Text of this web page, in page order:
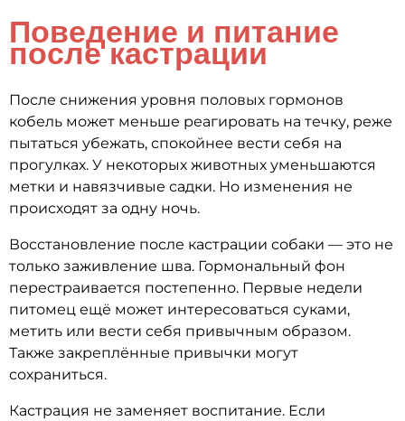
Поведение и питание
после кастрации
После снижения уровня половых гормонов
кобель может меньше реагировать на течку, реже
пытаться убежать, спокойнее вести себя на
прогулках. У некоторых животных уменьшаются
метки и навязчивые садки. Но изменения не
происходят за одну ночь.
Восстановление после кастрации собаки — это не
только заживление шва. Гормональный фон
перестраивается постепенно. Первые недели
питомец ещё может интересоваться суками,
метить или вести себя привычным образом.
Также закреплённые привычки могут
сохраниться.
Кастрация не заменяет воспитание. Если